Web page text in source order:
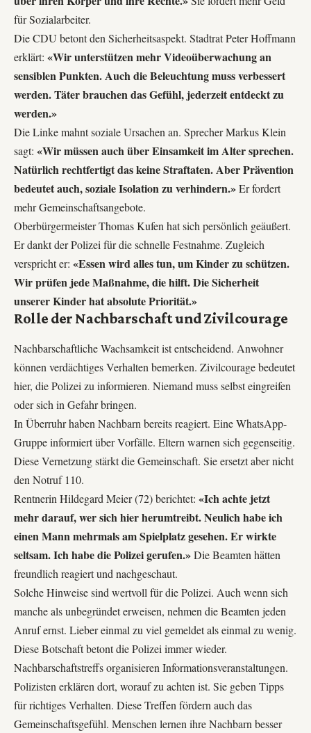
für Sozialarbeiter.
Die CDU betont den Sicherheitsaspekt. Stadtrat Peter Hoffmann
erklärt: «Wir unterstützen mehr Videoüberwachung an
sensiblen Punkten. Auch die Beleuchtung muss verbessert
werden. Täter brauchen das Gefühl, jederzeit entdeckt zu
werden.»
Die Linke mahnt soziale Ursachen an. Sprecher Markus Klein
sagt: «Wir müssen auch über Einsamkeit im Alter sprechen.
Natürlich rechtfertigt das keine Straftaten. Aber Prävention
bedeutet auch, soziale Isolation zu verhindern.»Er fordert
mehr Gemeinschaftsangebote.
Oberbürgermeister Thomas Kufen hat sich persönlich geäußert.
Er dankt der Polizei für die schnelle Festnahme. Zugleich
verspricht er: «Essen wird alles tun, um Kinder zu schützen.
Wir prüfen jede Maßnahme, die hilft. Die Sicherheit
unserer Kinder hat absolute Priorität.»
Rolle der Nachbarschaft und Zivilcourage
Nachbarschaftliche Wachsamkeit ist entscheidend. Anwohner
können verdächtiges Verhalten bemerken. Zivilcourage bedeutet
hier, die Polizei zu informieren. Niemand muss selbst eingreifen
oder sich in Gefahr bringen.
In Überruhr haben Nachbarn bereits reagiert. Eine WhatsApp-
Gruppe informiert über Vorfälle. Eltern warnen sich gegenseitig.
Diese Vernetzung stärkt die Gemeinschaft. Sie ersetzt aber nicht
den Notruf 110.
Rentnerin Hildegard Meier (72) berichtet: «Ich achte jetzt
mehr darauf, wer sich hier herumtreibt. Neulich habe ich
einen Mann mehrmals am Spielplatz gesehen. Er wirkte
seltsam. Ich habe die Polizei gerufen.»Die Beamten hätten
freundlich reagiert und nachgeschaut.
Solche Hinweise sind wertvoll für die Polizei. Auch wenn sich
manche als unbegründet erweisen, nehmen die Beamten jeden
Anruf ernst. Lieber einmal zu viel gemeldet als einmal zu wenig.
Diese Botschaft betont die Polizei immer wieder.
Nachbarschaftstreffs organisieren Informationsveranstaltungen.
Polizisten erklären dort, worauf zu achten ist. Sie geben Tipps
für richtiges Verhalten. Diese Treffen fördern auch das
Gemeinschaftsgefühl. Menschen lernen ihre Nachbarn besser